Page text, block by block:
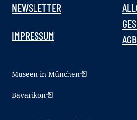
NEWSLETTER
IMPRESSUM
AGB
Museen in München
Bavarikon